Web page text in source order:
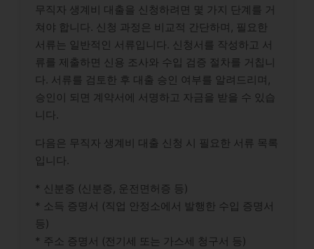
무직자 생계비 대출을 신청하려면 몇 가지 단계를 거
쳐야 합니다. 신청 과정은 비교적 간단하며, 필요한
서류는 일반적인 서류입니다. 신청서를 작성하고 서
류를 제출하면 신용 조사와 수입 검증 절차를 거칩니
다. 서류를 검토한 후 대출 승인 여부를 알려드리며,
승인이 되면 계약서에 서명하고 자금을 받을 수 있습
니다.
다음은 무직자 생계비 대출 신청 시 필요한 서류 목록
입니다.
* 신분증 (신분증, 운전면허증 등)
* 소득 증명서 (직업 안정소에서 발행한 수입 증명서
등)
* 주소 증명서 (전기세 또는 가스세 청구서 등)